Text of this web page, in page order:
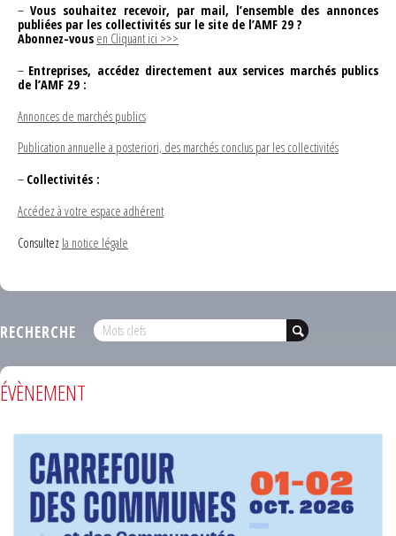
– Vous souhaitez recevoir, par mail, l’ensemble des annonces
publiées par les collectivités sur le site de l’AMF 29 ?
Abonnez-vous en Cliquant ici >>>
– Entreprises, accédez directement aux services marchés publics
de l’AMF 29 :
Annonces de marchés publics
Publication annuelle a posteriori, des marchés conclus par les collectivités
– Collectivités :
Accédez à votre espace adhérent
Consultez la notice légale
RECHERCHE
ÉVÈNEMENT